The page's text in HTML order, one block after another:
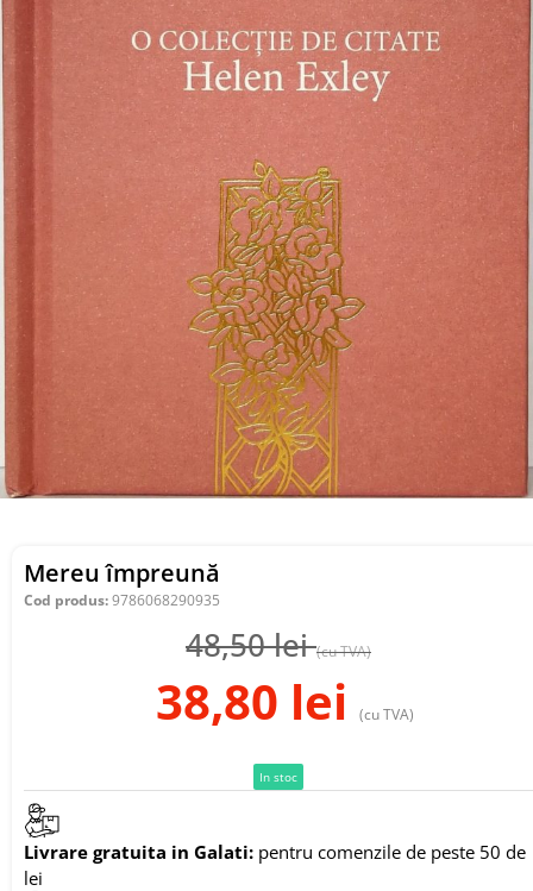
Mereu împreună
Cod produs:9786068290935
48,50lei (cu TVA)
38,80 lei (cu TVA)
In stoc
Livrare gratuita in Galati: pentru comenzile de peste 50 de
lei